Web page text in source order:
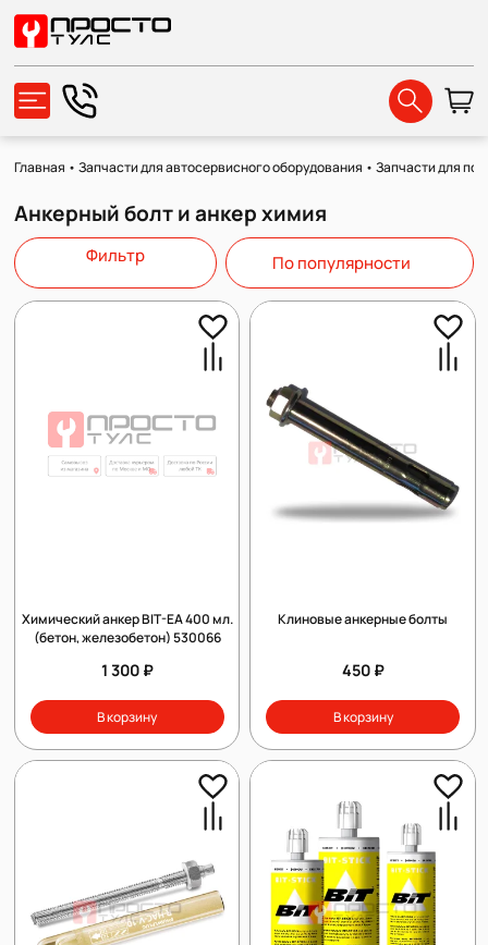
Главная •Запчасти для автосервисного оборудования •Запчасти для
Анкерный болт и анкер химия
Фильтр По популярности
Химический анкер BIT-EA 400 мл.
(бетон, железобетон) 530066
1 300 ₽
В корзину
Клиновые анкерные болты
450 ₽
В корзину